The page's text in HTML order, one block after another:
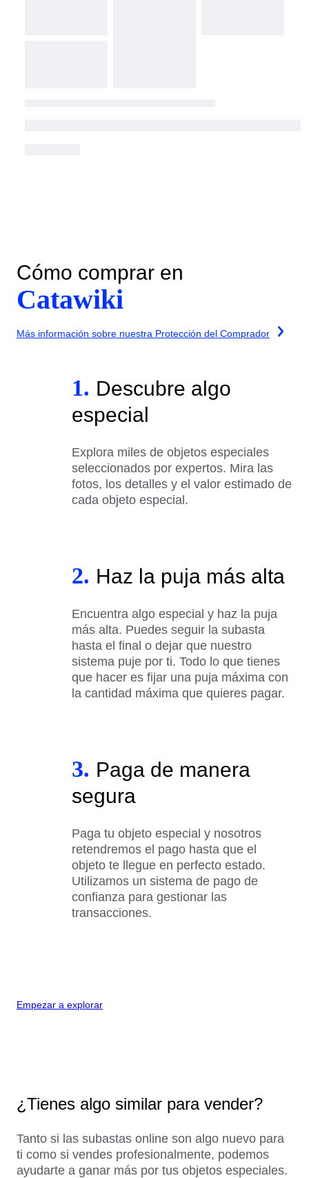
Cómo comprar en
Catawiki
Más información sobre nuestra Protección del Comprador
1. Descubre algo
especial
Explora miles de objetos especiales
seleccionados por expertos. Mira las
fotos, los detalles y el valor estimado de
cada objeto especial.
2. Haz la puja más alta
Encuentra algo especial y haz la puja
más alta. Puedes seguir la subasta
hasta el final o dejar que nuestro
sistema puje por ti. Todo lo que tienes
que hacer es fijar una puja máxima con
la cantidad máxima que quieres pagar.
3. Paga de manera
segura
Paga tu objeto especial y nosotros
retendremos el pago hasta que el
objeto te llegue en perfecto estado.
Utilizamos un sistema de pago de
confianza para gestionar las
transacciones.
Empezar a explorar
¿Tienes algo similar para vender?
Tanto si las subastas online son algo nuevo para
ti como si vendes profesionalmente, podemos
ayudarte a ganar más por tus objetos especiales.